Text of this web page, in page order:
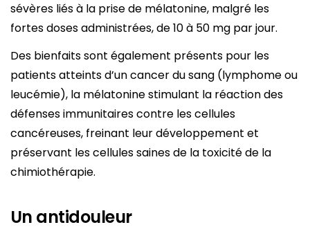
sévères liés à la prise de mélatonine, malgré les
fortes doses administrées, de 10 à 50 mg par jour.
Des bienfaits sont également présents pour les
patients atteints d’un cancer du sang (lymphome ou
leucémie), la mélatonine stimulant la réaction des
défenses immunitaires contre les cellules
cancéreuses, freinant leur développement et
préservant les cellules saines de la toxicité de la
chimiothérapie.
Un antidouleur